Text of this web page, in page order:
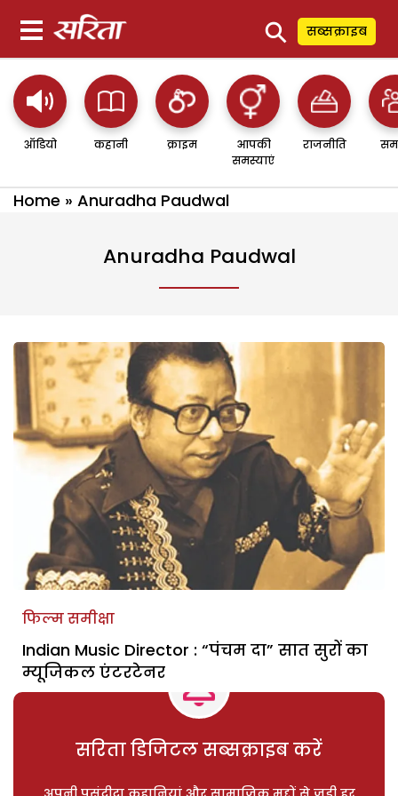
⚲ सब्सक्राइब
ऑडियो कहानी क्राइम
आपकी
समस्याएं
राजनीति
Home » Anuradha Paudwal
Anuradha Paudwal
फिल्म समीक्षा
Indian Music Director : “पंचम दा” सात सुरों का
म्यूजिकल एंटरटेनर
सरिता डिजिटल सब्सक्राइब करें